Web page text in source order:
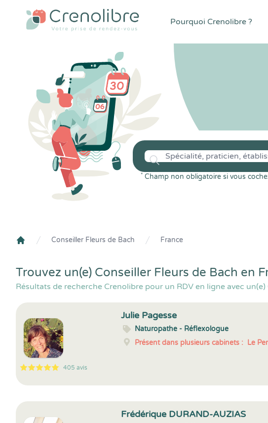
Pourquoi Crenolibre ?
* Champ non obligatoire si vous
Conseiller Fleurs de Bach France
Trouvez un(e) Conseiller Fleurs de Bach en
Résultats de recherche Crenolibre pour un RDV en ligne avec
5
1
5
405 405 avis
Julie Pagesse
Naturopathe - Réflexologue
Présent dans plusieurs cabinets : Le
Frédérique DURAND-AUZIAS